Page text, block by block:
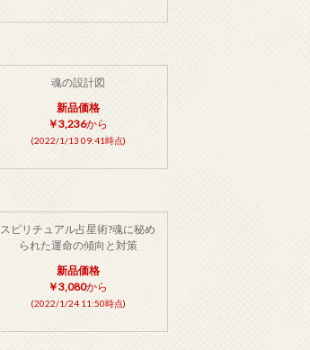
魂の設計図
新品価格
￥3,236から
(2022/1/13 09:41時点)
スピリチュアル占星術?魂に秘め
られた運命の傾向と対策
新品価格
￥3,080から
(2022/1/24 11:50時点)